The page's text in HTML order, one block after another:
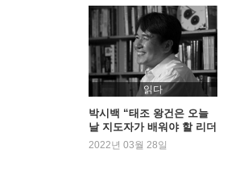
혁명아 정도전
제3장 위화도회군
고려의 두 영웅
무력과 사상의 만남
무기력한 우왕
권력을 잡은 최영
요동을 정벌하라
읽다
박시백 “태조 왕건은 오늘
날 지도자가 배워야 할 리더
십의 모범”
2022년 03월 28일